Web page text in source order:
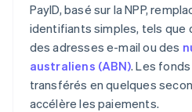
PayID, basé sur la NPP,
identifiants simples, tels que
des adresses e-mail ou des
australiens (ABN). Les
transférés en quelques
accélère les paiements.